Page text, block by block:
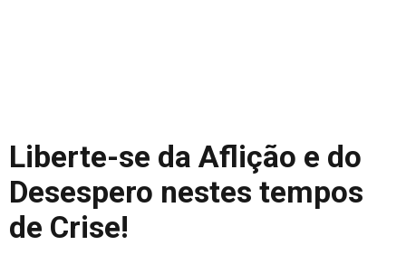
Liberte-se da Aflição e do
Desespero nestes tempos
de Crise!